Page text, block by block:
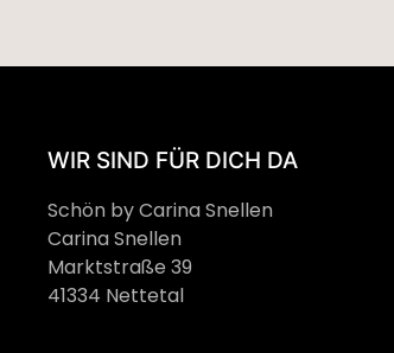
WIR SIND FÜR DICH DA
Schön by Carina Snellen
Carina Snellen
Marktstraße 39
41334 Nettetal